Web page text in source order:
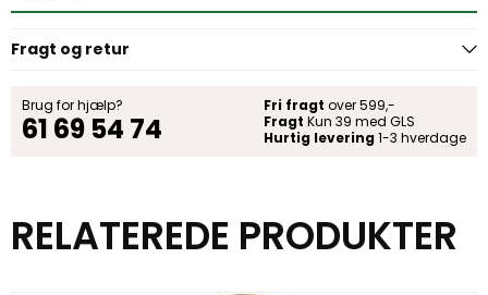
Fragt og retur
Brug for hjælp?
61 69 54 74
Fri fragt over 599,-
Fragt Kun 39 med GLS
Hurtig levering 1-3 hverdage
RELATEREDE PRODUKTER